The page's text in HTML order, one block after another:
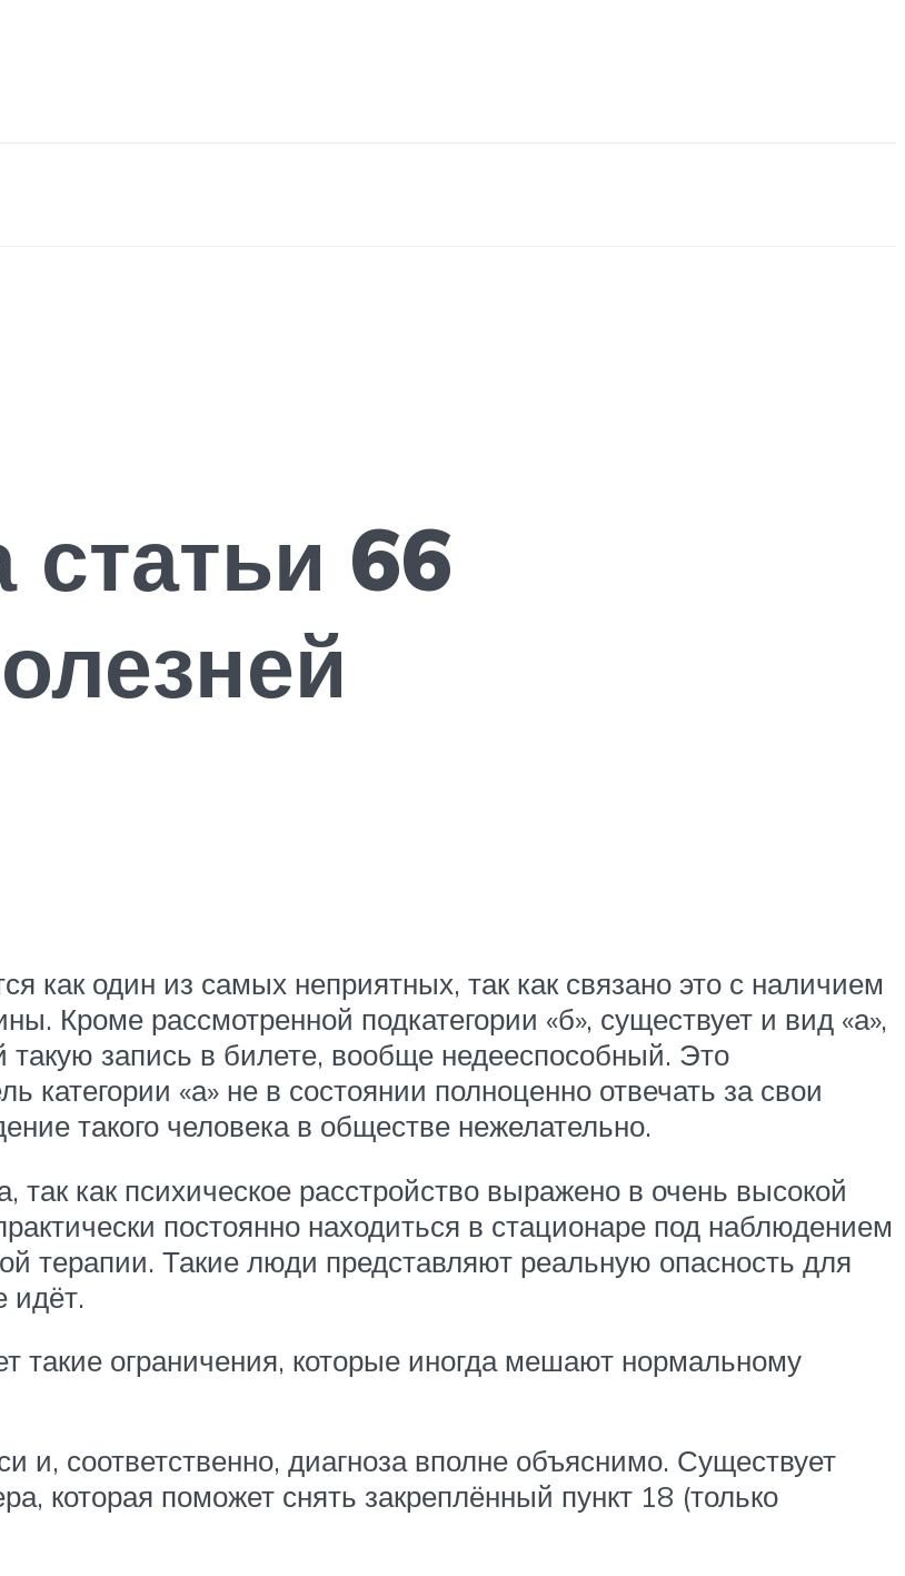
66
как один из самых неприятных, так как связано это с наличием
Кроме рассмотренной подкатегории «б», существует и вид «а»,
запись в билете, вообще недееспособный. Это
категории «а» не в состоянии полноценно отвечать за свои
такого человека в обществе нежелательно.
как психическое расстройство выражено в очень высокой
постоянно находиться в стационаре под наблюдением
терапии. Такие люди представляют реальную опасность для
идёт.
такие ограничения, которые иногда мешают нормальному
и, соответственно, диагноза вполне объяснимо. Существует
которая поможет снять закреплённый пункт 18 (только